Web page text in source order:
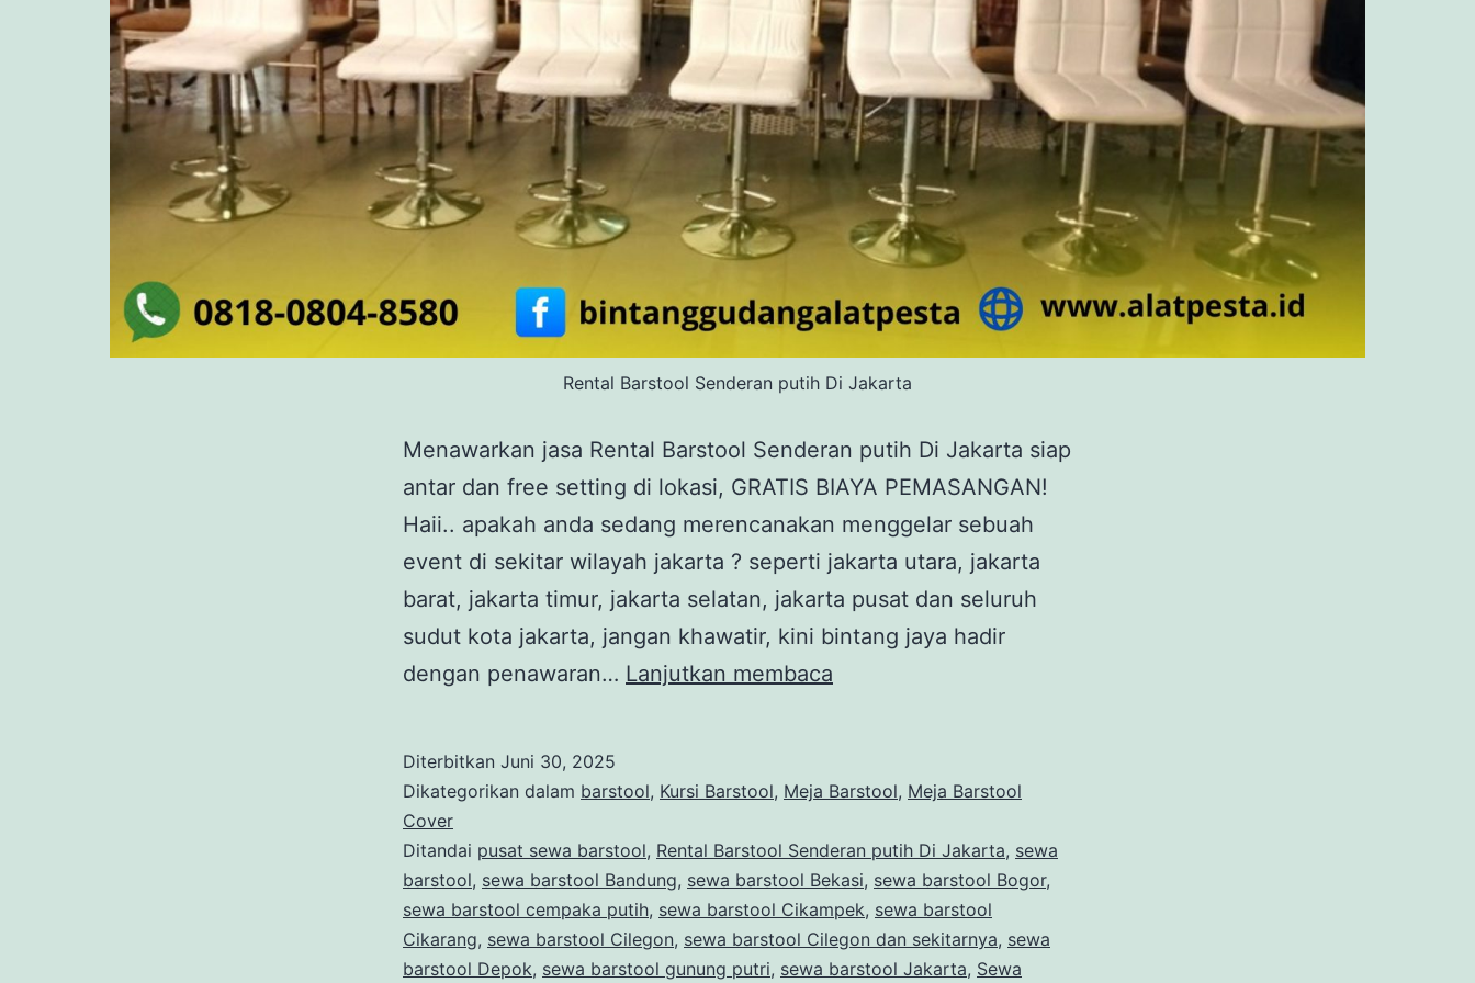
Rental Barstool Senderan putih Di Jakarta
Menawarkan jasa Rental Barstool Senderan putih Di Jakarta siap
antar dan free setting di lokasi, GRATIS BIAYA PEMASANGAN!
Haii.. apakah anda sedang merencanakan menggelar sebuah
event di sekitar wilayah jakarta ? seperti jakarta utara, jakarta
barat, jakarta timur, jakarta selatan, jakarta pusat dan seluruh
sudut kota jakarta, jangan khawatir, kini bintang jaya hadir
dengan penawaran… Lanjutkan membaca
putih
Jakarta
Diterbitkan Juni 30, 2025
Dikategorikan dalam barstool, Kursi Barstool, Meja Barstool, Meja Barstool
Cover
Ditandai pusat sewa barstool, Rental Barstool Senderan putih Di Jakarta, sewa
barstool, sewa barstool Bandung, sewa barstool Bekasi, sewa barstool Bogor,
sewa barstool cempaka putih, sewa barstool Cikampek, sewa barstool
Cikarang, sewa barstool Cilegon, sewa barstool Cilegon dan sekitarnya, sewa
barstool Depok, sewa barstool gunung putri, sewa barstool Jakarta, Sewa